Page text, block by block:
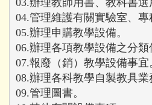
04.管理維護有關實驗室、
05.辦理申購教學設備。
06.辦理各項教學設備之分類
07.報廢（銷）教學設備事宜
08.辦理各科教學自製教具業
09.管理圖書。